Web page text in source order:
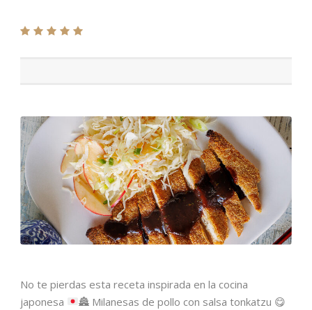
No te pierdas esta receta inspirada en la cocina
japonesa
🏯 Milanesas de pollo con salsa tonkatzu 😋